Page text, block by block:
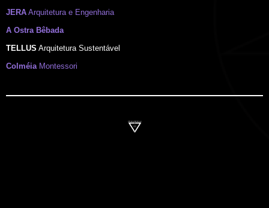
JERA Arquitetura e Engenharia
A Ostra Bêbada
TELLUS Arquitetura Sustentável
Colméia Montessori